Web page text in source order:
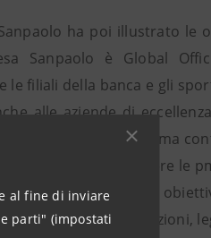
al fine di inviare
parti" (impostati
ha poi illustrato le
Sanpaolo è Global
filiali della banca e gli
alle aziende di
attività. La piattaforma
Sanpaolo a sostenere le
internazionali. Tra gli
alle offerte e promozioni,